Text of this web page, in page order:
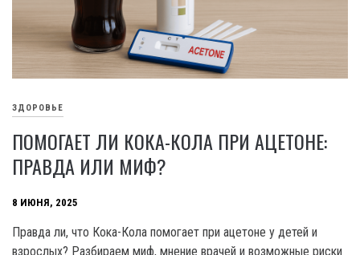
ЗДОРОВЬЕ
ПОМОГАЕТ ЛИ КОКА-КОЛА ПРИ АЦЕТОНЕ:
ПРАВДА ИЛИ МИФ?
8 ИЮНЯ, 2025
Правда ли, что Кока-Кола помогает при ацетоне у детей и
взрослых? Разбираем миф, мнение врачей и возможные риски